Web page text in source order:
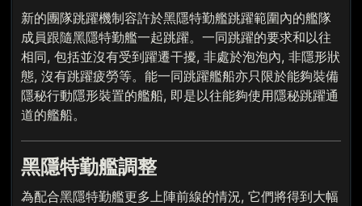
新的團隊跳躍機制容許於黑隱特勤艦跳躍範圍內的艦隊
成員跟隨黑隱特勤艦一起跳躍。一同跳躍的要求和以往
相同, 包括並沒有受到躍遷干擾, 非處於泡泡內, 非隱形狀
態, 沒有跳躍疲勞等。能一同跳躍艦船亦只限於能夠裝備
隱秘行動隱形裝置的艦船, 即是以往能夠使用隱秘跳躍通
道的艦船。
黑隱特勤艦調整
為配合黑隱特勤艦更多上陣前線的情況, 它們將得到大幅